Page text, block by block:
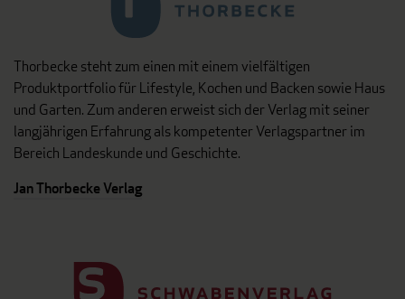
Thorbecke steht zum einen mit einem vielfältigen
Produktportfolio für Lifestyle, Kochen und Backen sowie Haus
und Garten. Zum anderen erweist sich der Verlag mit seiner
langjährigen Erfahrung als kompetenter Verlagspartner im
Bereich Landeskunde und Geschichte.
Jan Thorbecke Verlag